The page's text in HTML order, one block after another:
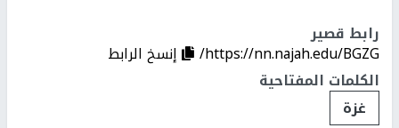
رابط قصير
https://nn.najah.edu/BGZG/
إنسخ الرابط
الكلمات المفتاحية
غزة